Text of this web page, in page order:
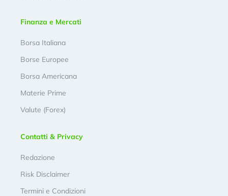
Finanza e Mercati
Borsa Italiana
Borse Europee
Borsa Americana
Materie Prime
Valute (Forex)
Contatti & Privacy
Redazione
Risk Disclaimer
Termini e Condizioni